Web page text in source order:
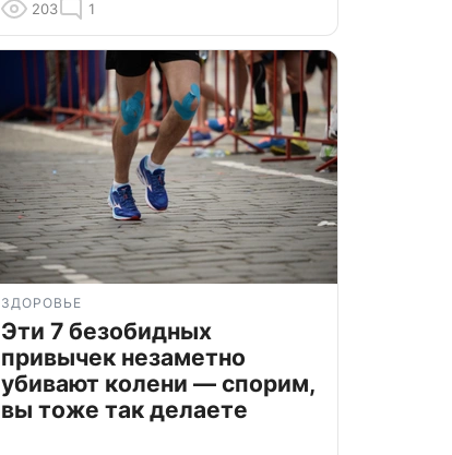
203 1
ЗДОРОВЬЕ
Эти 7 безобидных
привычек незаметно
убивают колени — спорим,
вы тоже так делаете